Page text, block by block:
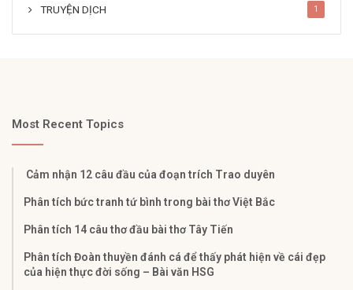
TRUYỆN DỊCH 1
Most Recent Topics
Cảm nhận 12 câu đầu của đoạn trích Trao duyên
Phân tích bức tranh tứ bình trong bài thơ Việt Bắc
Phân tích 14 câu thơ đầu bài thơ Tây Tiến
Phân tích Đoàn thuyền đánh cá để thấy phát hiện về cái đẹp
của hiện thực đời sống – Bài văn HSG